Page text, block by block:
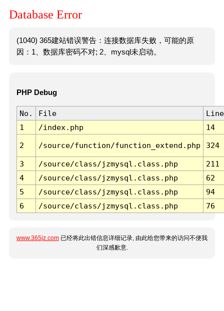
Database Error
(1040) 365建站错误警告：连接数据库失败，可能的原
因：1、数据库密码不对; 2、mysql未启动。
PHP Debug
No. File
Line
1
/index.php 14
2 /source/function/function_extend.php 324
3 /source/class/jzmysql.class.php
211
4
/source/class/jzmysql.class.php
62
5
/source/class/jzmysql.class.php
94
6
/source/class/jzmysql.class.php 76
www.365jz.com 已经将此出错信息详细记录, 由此给您带来的访问不便我
们深感歉意.